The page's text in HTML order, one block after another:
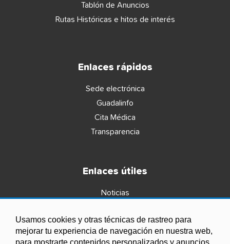
Usamos cookies y otras técnicas de rastreo para
mejorar tu experiencia de navegación en nuestra web,
para mostrarte contenidos personalizados y anuncios
Tablón de Anuncios
Rutas Históricas e hitos de interés
Enlaces rápidos
Sede electrónica
Guadalinfo
Cita Médica
Transparencia
Enlaces útiles
Noticias
Ordenanzas
Entidades y asociaciones